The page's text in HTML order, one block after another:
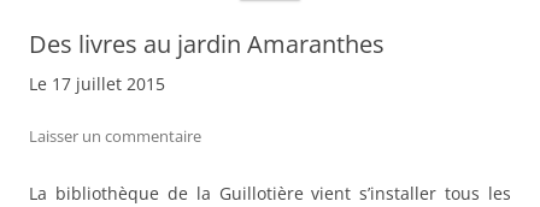
Des livres au jardin Amaranthes
Le 17 juillet 2015
Laisser un commentaire
La bibliothèque de la Guillotière vient s’installer tous les